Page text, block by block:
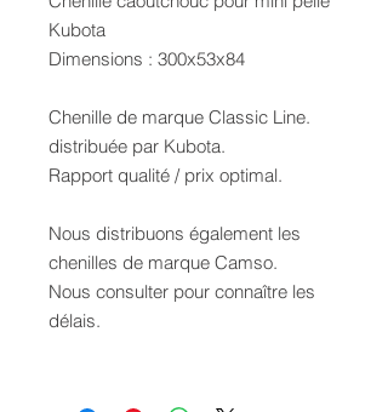
Kubota
Dimensions : 300x53x84
Chenille de marque Classic Line.
distribuée par Kubota.
Rapport qualité / prix optimal.
Nous distribuons également les
chenilles de marque Camso.
Nous consulter pour connaître les
délais.